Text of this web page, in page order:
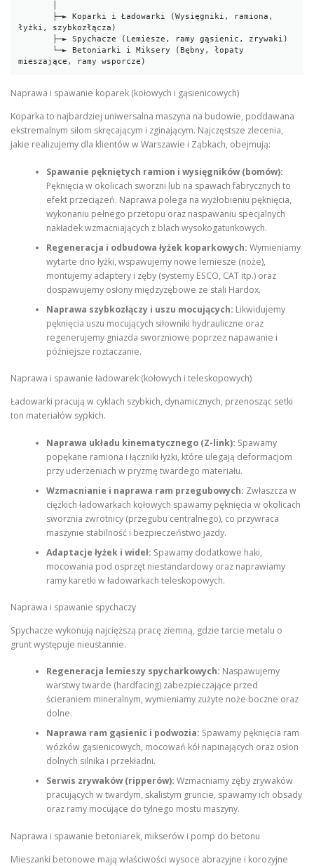
łyżki, szybkozłącza)
Naprawa i spawanie koparek (kołowych i gąsienicowych)
Koparka to najbardziej uniwersalna maszyna na budowie, poddawana
ekstremalnym siłom skręcającym i zginającym. Najczęstsze zlecenia,
jakie realizujemy dla klientów w Warszawie i Ząbkach, obejmują:
Spawanie pękniętych ramion i wysięgników (bomów):
Pęknięcia w okolicach sworzni lub na spawach fabrycznych to
efekt przeciążeń. Naprawa polega na wyżłobieniu pęknięcia,
wykonaniu pełnego przetopu oraz naspawaniu specjalnych
nakładek wzmacniających z blach wysokogatunkowych.
Regeneracja i odbudowa łyżek koparkowych: Wymieniamy
wytarte dno łyżki, wspawujemy nowe lemiesze (noże),
montujemy adaptery i zęby (systemy ESCO, CAT itp.) oraz
dospawujemy osłony międzyzębowe ze stali Hardox.
Naprawa szybkozłączy i uszu mocujących: Likwidujemy
pęknięcia uszu mocujących siłowniki hydrauliczne oraz
regenerujemy gniazda sworzniowe poprzez napawanie i
późniejsze roztaczanie.
Naprawa i spawanie ładowarek (kołowych i teleskopowych)
Ładowarki pracują w cyklach szybkich, dynamicznych, przenosząc setki
ton materiałów sypkich.
Naprawa układu kinematycznego (Z-link): Spawamy
popękane ramiona i łączniki łyżki, które ulegają deformacjom
przy uderzeniach w pryzmę twardego materiału.
Wzmacnianie i naprawa ram przegubowych: Zwłaszcza w
ciężkich ładowarkach kołowych spawamy pęknięcia w okolicach
sworznia zwrotnicy (przegubu centralnego), co przywraca
maszynie stabilność i bezpieczeństwo jazdy.
Adaptacje łyżek i wideł: Spawamy dodatkowe haki,
mocowania pod osprzęt niestandardowy oraz naprawiamy
ramy karetki w ładowarkach teleskopowych.
Naprawa i spawanie spychaczy
Spychacze wykonują najcięższą pracę ziemną, gdzie tarcie metalu o
grunt występuje nieustannie.
Regeneracja lemieszy spycharkowych: Naspawujemy
warstwy twarde (hardfacing) zabezpieczające przed
ścieraniem mineralnym, wymieniamy zużyte noże boczne oraz
dolne.
Naprawa ram gąsienic i podwozia: Spawamy pęknięcia ram
wózków gąsienicowych, mocowań kół napinających oraz osłon
dolnych silnika i przekładni.
Serwis zrywaków (ripperów): Wzmacniamy zęby zrywaków
pracujących w twardym, skalistym gruncie, spawamy ich obsady
oraz ramy mocujące do tylnego mostu maszyny.
Naprawa i spawanie betoniarek, mikserów i pomp do betonu
Mieszanki betonowe mają właściwości wysoce abrazyjne i korozyjne